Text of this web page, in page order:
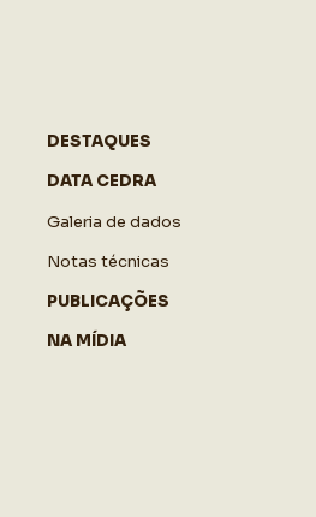
DESTAQUES
DATA CEDRA
Galeria de dados
Notas técnicas
PUBLICAÇÕES
NA MÍDIA